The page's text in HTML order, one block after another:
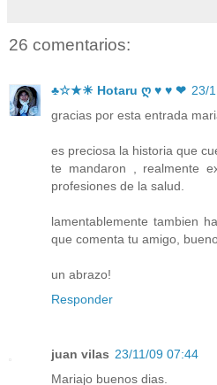
26 comentarios:
♣☆★☀ Hotaru ღ ♥ ♥ ❤ 23/
gracias por esta entrada
es preciosa la historia que
te mandaron , realmente
profesiones de la salud.
lamentablemente tambien
que comenta tu amigo,
un abrazo!
Responder
juan vilas 23/11/09 07:44
Mariajo buenos dias.